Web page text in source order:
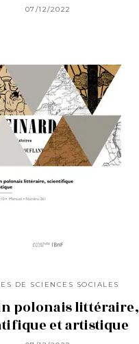
07/12/2022
DE SCIENCES SOCIALES
polonais littéraire,
et artistique